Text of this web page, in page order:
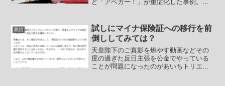
ど「アベガー！」が重症化した事例。ま
氏「ぼくは寂しい」自分を目指す後輩お
らず「いい仕事だと思って...
政治
試しにマイナ保険証への移行を前
倒ししてみては？
天皇陛下のご真影を燃やす動画などその
度の過ぎた反日主張を公金でやっている
ことが問題になったのがあいちトリエン